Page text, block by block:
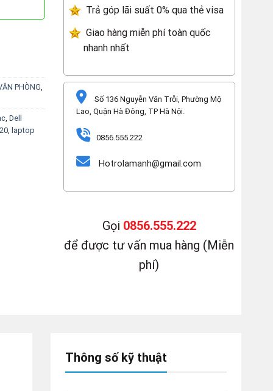
PHÒNG,
, Dell
, laptop
Trả góp lãi suất 0% qua thẻ visa
Giao hàng miễn phí toàn quốc
nhanh nhất
Số 136 Nguyễn Văn Trỗi, Phường Mộ
Lao, Quận Hà Đông, TP Hà Nội.
0856.555.222
Hotrolamanh@gmail.com
Gọi 0856.555.222
để được tư vấn mua hàng (Miễn
phí)
Thông số kỹ thuật